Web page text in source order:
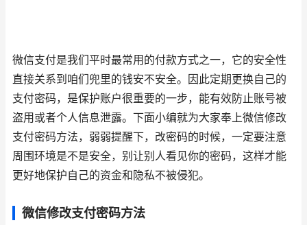
微信支付是我们平时最常用的付款方式之一，它的安全性
直接关系到咱们兜里的钱安不安全。因此定期更换自己的
支付密码，是保护账户很重要的一步，能有效防止账号被
盗用或者个人信息泄露。下面小编就为大家奉上微信修改
支付密码方法，弱弱提醒下，改密码的时候，一定要注意
周围环境是不是安全，别让别人看见你的密码，这样才能
更好地保护自己的资金和隐私不被侵犯。
微信修改支付密码方法